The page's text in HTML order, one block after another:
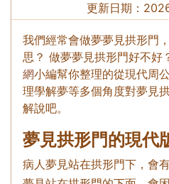
更新日期：
我們經常會做夢夢見拱形門
思？ 做夢夢見拱形門好不好
網小編幫你整理的從現代周
理學解夢等多個角度對夢見
解說吧。
夢見拱形門的現代
病人夢見站在拱形門下，會有